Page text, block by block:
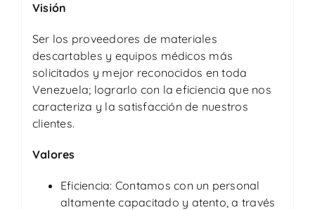
Visión
Ser los proveedores de materiales
descartables y equipos médicos más
solicitados y mejor reconocidos en toda
Venezuela; lograrlo con la eficiencia que nos
caracteriza y la satisfacción de nuestros
clientes.
Valores
Eficiencia: Contamos con un personal
altamente capacitado y atento, a través